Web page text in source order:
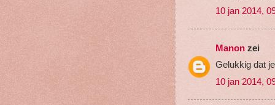
10 jan 2014,
Manon zei
Gelukkig dat
10 jan 2014,